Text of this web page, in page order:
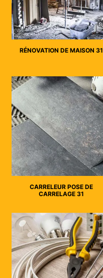
RÉNOVATION DE MAISON 31
CARRELEUR POSE DE
CARRELAGE 31